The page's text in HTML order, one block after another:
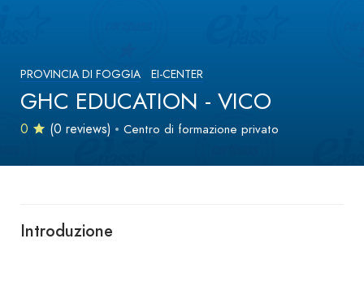
PROVINCIA DI FOGGIA EI-CENTER
GHC EDUCATION - VICO
0 (0 reviews) Centro di formazione privato
Introduzione